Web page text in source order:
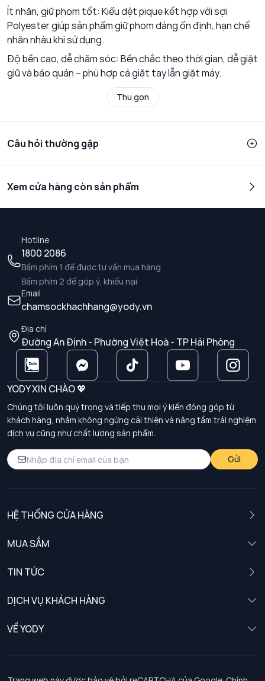
Ít nhăn, giữ phom tốt: Kiểu dệt pique kết hợp với sợi
Polyester giúp sản phẩm giữ phom dáng ổn định, hạn chế
nhăn nhàu khi sử dụng.
Độ bền cao, dễ chăm sóc: Bền chắc theo thời gian, dễ giặt
giũ và bảo quản – phù hợp cả giặt tay lẫn giặt máy.
Thu gọn
Câu hỏi thường gặp
Xem cửa hàng còn sản phẩm
Hotline
1800 2086
Bấm phím 1 để được tư vấn mua hàng
Bấm phím 2 để góp ý, khiếu nại
Email
chamsockhachhang@yody.vn
Địa chỉ
Đường An Định - Phường Việt Hoà - TP Hải Phòng
YODY XIN CHÀO 💖
Chúng tôi luôn quý trọng và tiếp thu mọi ý kiến đóng góp từ
khách hàng, nhằm không ngừng cải thiện và nâng tầm trải nghiệm
dịch vụ cũng như chất lượng sản phẩm.
Gửi
HỆ THỐNG CỬA HÀNG
MUA SẮM
TIN TỨC
DỊCH VỤ KHÁCH HÀNG
Chính sách khách hàng thân thiết
Chính sách bảo vệ dữ liệu cá nhân
VỀ YODY
Tuyển dụng